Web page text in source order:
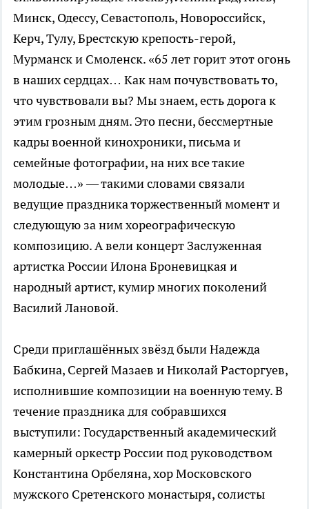
Минск, Одессу, Севастополь, Новороссийск,
Керч, Тулу, Брестскую крепость-герой,
Мурманск и Смоленск. «65 лет горит этот огонь
в наших сердцах… Как нам почувствовать то,
что чувствовали вы? Мы знаем, есть дорога к
этим грозным дням. Это песни, бессмертные
кадры военной кинохроники, письма и
семейные фотографии, на них все такие
молодые…» — такими словами связали
ведущие праздника торжественный момент и
следующую за ним хореографическую
композицию. А вели концерт Заслуженная
артистка России Илона Броневицкая и
народный артист, кумир многих поколений
Василий Лановой.
Среди приглашённых звёзд были Надежда
Бабкина, Сергей Мазаев и Николай Расторгуев,
исполнившие композиции на военную тему. В
течение праздника для собравшихся
выступили: Государственный академический
камерный оркестр России под руководством
Константина Орбеляна, хор Московского
мужского Сретенского монастыря, солисты